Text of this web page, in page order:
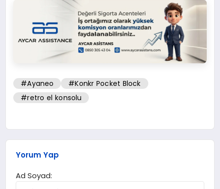
#Ayaneo
#Konkr Pocket Block
#retro el konsolu
Yorum Yap
Ad Soyad: